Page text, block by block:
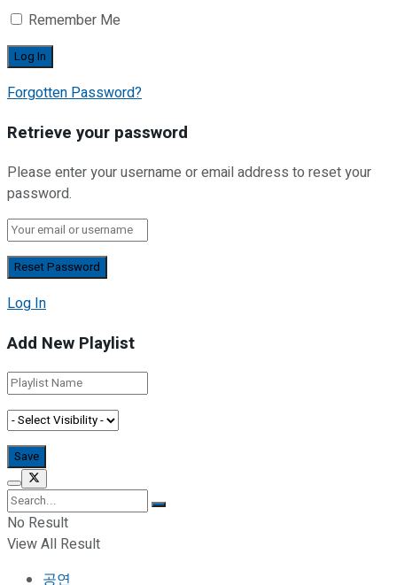
Remember Me
Forgotten Password?
Retrieve your password
Please enter your username or email address to reset your
password.
Log In
Add New Playlist
No Result
View All Result
공연